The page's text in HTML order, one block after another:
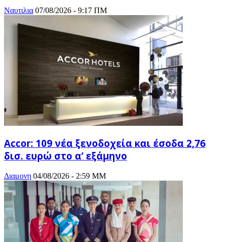
Ναυτιλια 07/08/2026 - 9:17 ΠΜ
Accor: 109 νέα ξενοδοχεία και έσοδα 2,76
δισ. ευρώ στο α’ εξάμηνο
Διαμονη 04/08/2026 - 2:59 ΜΜ